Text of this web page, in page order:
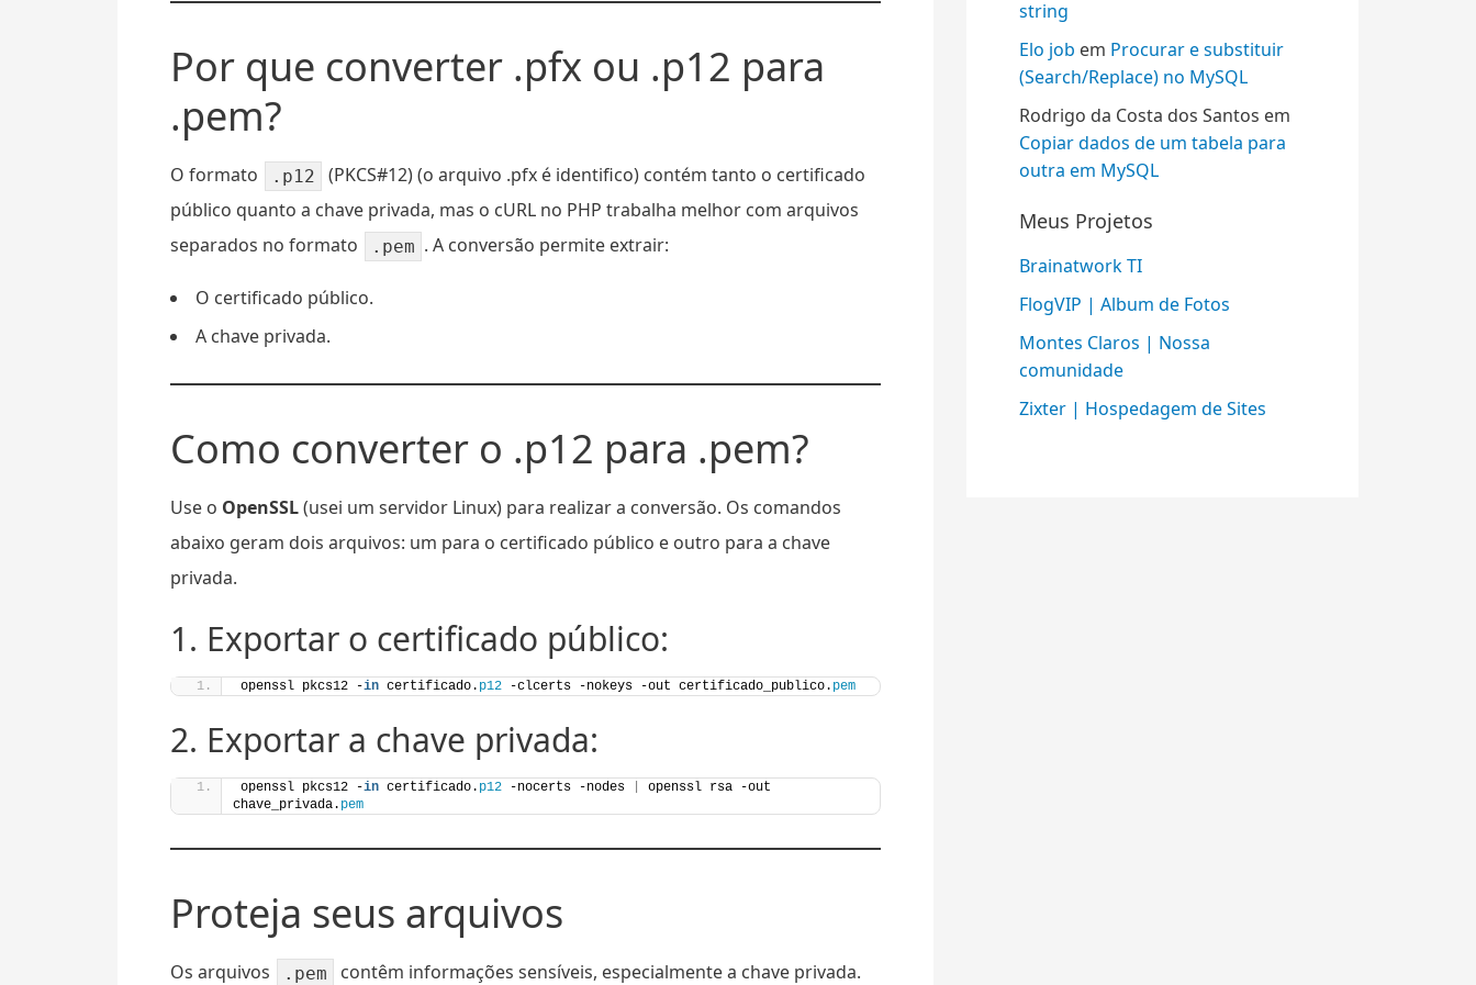
Por que converter .pfx ou .p12 para
.pem?
O formato .p12
(PKCS#12) (o arquivo .pfx é identifico) contém tanto o certificado
público quanto a chave privada, mas o cURL no PHP trabalha melhor com arquivos
separados no formato
.pem . A conversão permite extrair:
O certificado público.
A chave privada.
Como converter o .p12 para .pem?
Use o OpenSSL(usei um servidor Linux) para realizar a conversão. Os comandos
abaixo geram dois arquivos: um para o certificado público e outro para a chave
privada.
1. Exportar o certificado público:
openssl pkcs12 -in certificado. p12 -clcerts -nokeys -out certificado_publico. pem
2. Exportar a chave privada:
openssl pkcs12 -in certificado. p12 -nocerts -nodes
openssl rsa -out
chave_privada. pem
Proteja seus arquivos
Os arquivos .pem
contêm informações sensíveis, especialmente a chave privada.
string
Elo job em Procurar e substituir
(Search/Replace) no MySQL
Rodrigo da Costa dos Santos em
Copiar dados de um tabela para
outra em MySQL
Meus Projetos
Brainatwork TI
FlogVIP | Album de Fotos
Montes Claros | Nossa
comunidade
Zixter | Hospedagem de Sites